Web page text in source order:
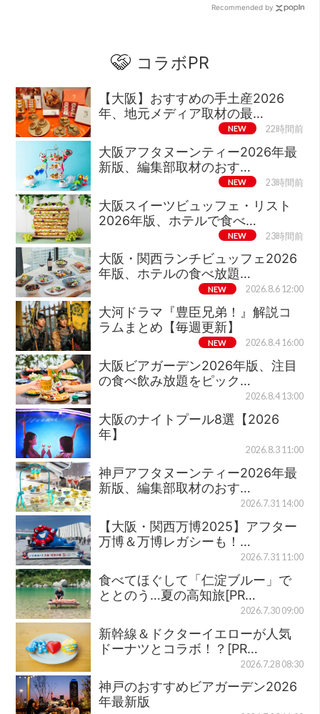
Recommended by
コラボPR
【大阪】おすすめの手土産2026
年、地元メディア取材の最…
NEW 22時間前
大阪アフタヌーンティー2026年最
新版、編集部取材のおす…
NEW 23時間前
大阪スイーツビュッフェ・リスト
2026年版、ホテルで食べ…
NEW 23時間前
大阪・関西ランチビュッフェ2026
年版、ホテルの食べ放題…
NEW 2026.8.6 12:00
大河ドラマ『豊臣兄弟！』解説コ
ラムまとめ【毎週更新】
NEW 2026.8.4 16:00
大阪ビアガーデン2026年版、注目
の食べ飲み放題をピック…
2026.8.4 13:00
大阪のナイトプール8選【2026
年】
2026.8.3 11:00
神戸アフタヌーンティー2026年最
新版、編集部取材のおす…
2026.7.31 14:00
【大阪・関西万博2025】アフター
万博＆万博レガシーも！…
2026.7.31 11:00
食べてほぐして「仁淀ブルー」で
ととのう…夏の高知旅[PR…
2026.7.30 09:00
新幹線＆ドクターイエローが人気
ドーナツとコラボ！？[PR…
2026.7.28 08:30
神戸のおすすめビアガーデン2026
年最新版